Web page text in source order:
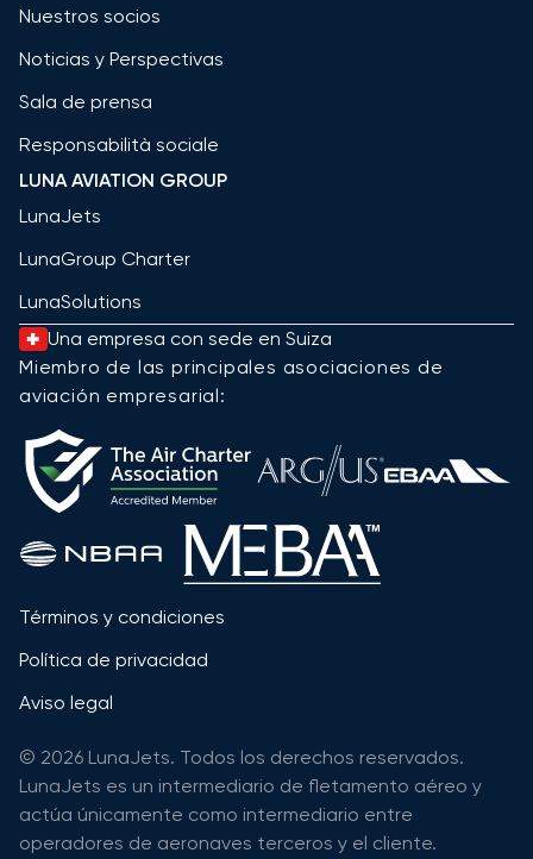
Nuestros socios
Noticias y Perspectivas
Sala de prensa
Responsabilità sociale
LUNA AVIATION GROUP
LunaJets
LunaGroup Charter
LunaSolutions
Una empresa con sede en Suiza
Miembro de las principales asociaciones de
aviación empresarial:
Términos y condiciones
Política de privacidad
Aviso legal
© 2026 LunaJets. Todos los derechos reservados.
LunaJets es un intermediario de fletamento aéreo y
actúa únicamente como intermediario entre
operadores de aeronaves terceros y el cliente.